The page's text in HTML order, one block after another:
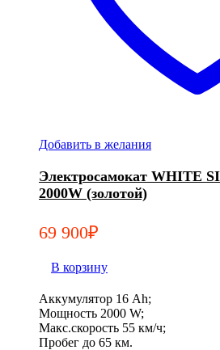
Добавить в желания
Электросамокат WHITE
2000W (золотой)
69 900₽
В корзину
Аккумулятор 16 Ah;
Мощность 2000 W;
Макс.скорость 55 км/ч;
Пробег до 65 км.